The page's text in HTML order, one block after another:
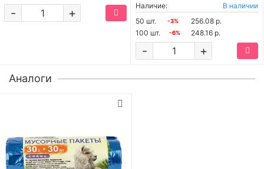
+
-
Наличие:
В наличии
50 шт.
-3%
256.08 р.
100 шт.
-6% 248.16 р.
+
-
Аналоги